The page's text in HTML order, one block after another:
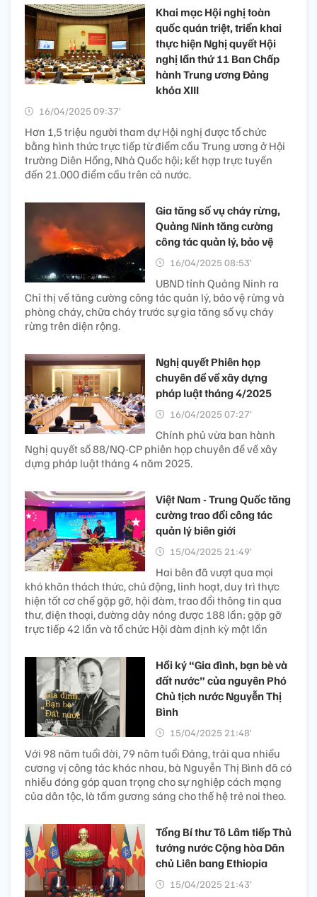
Khai mạc Hội nghị toàn
quốc quán triệt, triển khai
thực hiện Nghị quyết Hội
nghị lần thứ 11 Ban Chấp
hành Trung ương Đảng
khóa XIII
16/04/2025 09:37’
Hơn 1,5 triệu người tham dự Hội nghị được tổ chức
bằng hình thức trực tiếp từ điểm cầu Trung ương ở Hội
trường Diên Hồng, Nhà Quốc hội; kết hợp trực tuyến
đến 21.000 điểm cầu trên cả nước.
Gia tăng số vụ cháy rừng,
Quảng Ninh tăng cường
công tác quản lý, bảo vệ
16/04/2025 08:53’
UBND tỉnh Quảng Ninh ra
Chỉ thị về tăng cường công tác quản lý, bảo vệ rừng và
phòng cháy, chữa cháy trước sự gia tăng số vụ cháy
rừng trên diện rộng.
Nghị quyết Phiên họp
chuyên đề về xây dựng
pháp luật tháng 4/2025
16/04/2025 07:27’
Chính phủ vừa ban hành
Nghị quyết số 88/NQ-CP phiên họp chuyên đề về xây
dựng pháp luật tháng 4 năm 2025.
Việt Nam - Trung Quốc tăng
cường trao đổi công tác
quản lý biên giới
15/04/2025 21:49’
Hai bên đã vượt qua mọi
khó khăn thách thức, chủ động, linh hoạt, duy trì thực
hiện tốt cơ chế gặp gỡ, hội đàm, trao đổi thông tin qua
thư, điện thoại, đường dây nóng được 188 lần; gặp gỡ
trực tiếp 42 lần và tổ chức Hội đàm định kỳ một lần
Hồi ký “Gia đình, bạn bè và
đất nước” của nguyên Phó
Chủ tịch nước Nguyễn Thị
Bình
15/04/2025 21:48’
Với 98 năm tuổi đời, 79 năm tuổi Đảng, trải qua nhiều
cương vị công tác khác nhau, bà Nguyễn Thị Bình đã có
nhiều đóng góp quan trọng cho sự nghiệp cách mạng
của dân tộc, là tấm gương sáng cho thế hệ trẻ noi theo.
Tổng Bí thư Tô Lâm tiếp Thủ
tướng nước Cộng hòa Dân
chủ Liên bang Ethiopia
15/04/2025 21:43’